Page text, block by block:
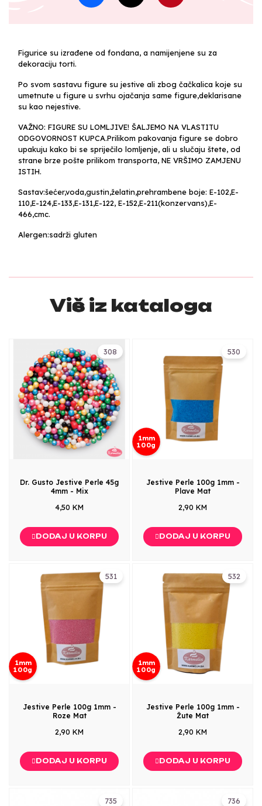
Figurice su izrađene od fondana, a namijenjene su za
dekoraciju torti.
Po svom sastavu figure su jestive ali zbog čačkalica koje su
umetnute u figure u svrhu ojačanja same figure,deklarisane
su kao nejestive.
VAŽNO: FIGURE SU LOMLJIVE! ŠALJEMO NA VLASTITU
ODGOVORNOST KUPCA.Prilikom pakovanja figure se dobro
upakuju kako bi se spriječilo lomljenje, ali u slučaju štete, od
strane brze pošte prilikom transporta, NE VRŠIMO ZAMJENU
ISTIH.
Sastav:šećer,voda,gustin,želatin,prehrambene boje: E-102,E-
110,E-124,E-133,E-131,E-122, E-152,E-211(konzervans),E-
466,cmc.
Alergen:sadrži gluten
Više iz kataloga
308
Dr. Gusto Jestive Perle 45g
4mm - Mix
4,50 KM
DODAJ U KORPU
530
1mm
100g
Jestive Perle 100g 1mm -
Plave Mat
2,90 KM
DODAJ U KORPU
531
1mm
100g
Jestive Perle 100g 1mm -
Roze Mat
2,90 KM
DODAJ U KORPU
532
1mm
100g
Jestive Perle 100g 1mm -
Žute Mat
2,90 KM
DODAJ U KORPU
735 736